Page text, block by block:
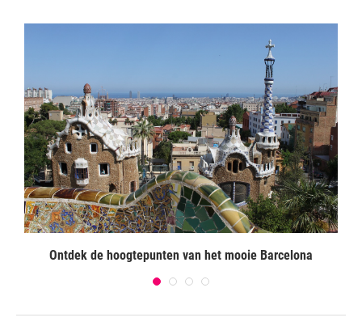
Ontdek de hoogtepunten van het mooie Barcelona